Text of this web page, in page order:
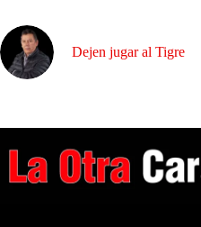
Dejen jugar al Tigre